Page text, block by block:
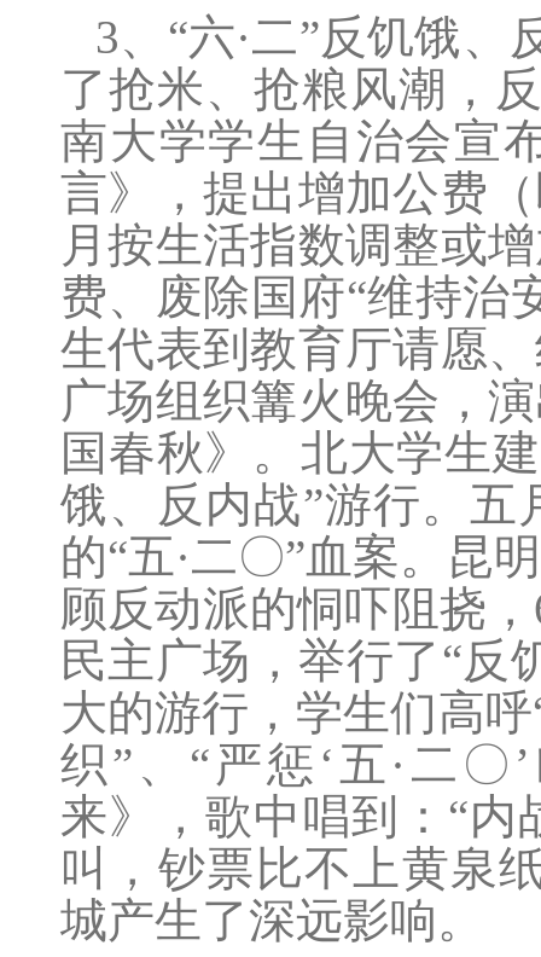
3、“六·二”反饥饿
了抢米、抢粮风潮，
南大学学生自治会宣
言》，提出增加公费
月按生活指数调整或
费、废除国府“维持治
生代表到教育厅请愿
广场组织篝火晚会，
国春秋》。北大学生
饿、反内战”游行。
的“五·二〇”血案。昆
顾反动派的恫吓阻挠
民主广场，举行了“反
大的游行，学生们高
织”、“严惩‘五·二
来》，歌中唱到：“
叫，钞票比不上黄泉
城产生了深远影响。